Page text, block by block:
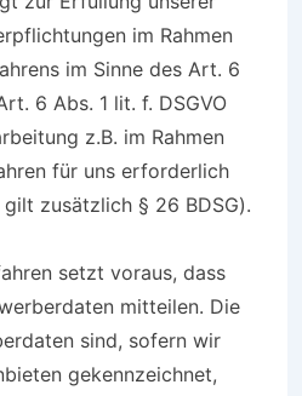
im Rahmen
im Sinne des Art. 6
6 Abs. 1 lit. f. DSGVO
z.B. im Rahmen
für uns erforderlich
zusätzlich § 26 BDSG).
setzt voraus, dass
mitteilen. Die
sind, sofern wir
gekennzeichnet,